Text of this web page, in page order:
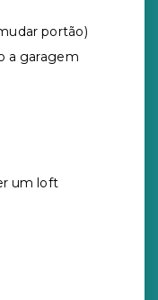
portão)
a garagem
um loft